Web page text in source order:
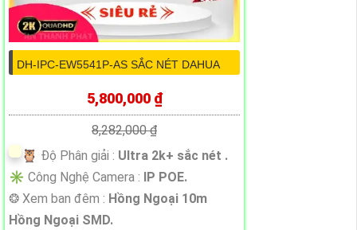
DH-IPC-EW5541P-AS SẮC NÉT DAHUA
5,800,000 ₫
8,282,000 ₫
🦉 Độ Phân giải : Ultra 2k+ sắc nét .
✳️ Công Nghệ Camera :
IP POE.
❂ Xem ban đêm : Hồng Ngoại 10m
Hồng Ngoại SMD.